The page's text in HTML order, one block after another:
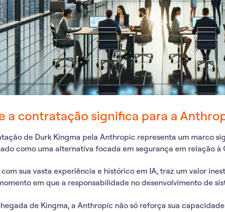
a contratação significa para a
de Durk Kingma pela Anthropic representa um marco
como uma alternativa focada em segurança em relação à
com sua vasta experiência e histórico em IA, traz um valor
em que a responsabilidade no desenvolvimento de
de Kingma, a Anthropic não só reforça sua